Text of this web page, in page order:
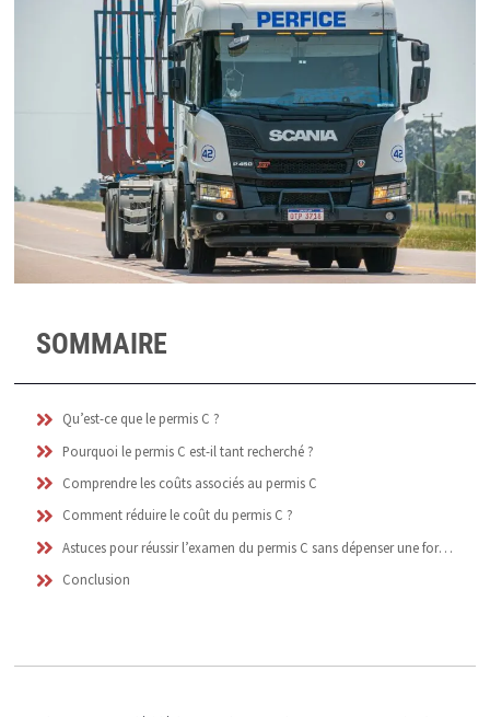
SOMMAIRE
Qu’est-ce que le permis C ?
Pourquoi le permis C est-il tant recherché ?
Comprendre les coûts associés au permis C
Comment réduire le coût du permis C ?
Astuces pour réussir l’examen du permis C sans dépenser une fortune
Conclusion